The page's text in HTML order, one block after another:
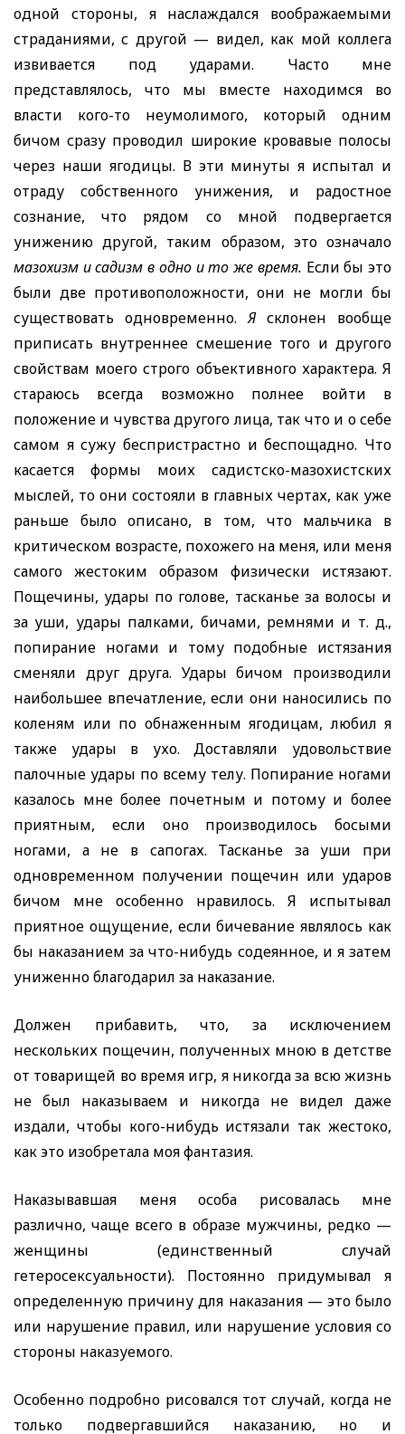
одной стороны, я наслаждался воображаемыми
страданиями, с другой — видел, как мой коллега
извивается под ударами. Часто мне
представлялось, что мы вместе находимся во
власти кого-то неумолимого, который одним
бичом сразу проводил широкие кровавые полосы
через наши ягодицы. В эти минуты я испытал и
отраду собственного унижения, и радостное
сознание, что рядом со мной подвергается
унижению другой, таким образом, это означало
мазохизм и садизм в одно и то же время. Если бы это
были две противоположности, они не могли бы
существовать одновременно.Я склонен вообще
приписать внутреннее смешение того и другого
свойствам моего строго объективного характера. Я
стараюсь всегда возможно полнее войти в
положение и чувства другого лица, так что и о себе
самом я сужу беспристрастно и беспощадно. Что
касается формы моих садистско-мазохистских
мыслей, то они состояли в главных чертах, как уже
раньше было описано, в том, что мальчика в
критическом возрасте, похожего на меня, или меня
самого жестоким образом физически истязают.
Пощечины, удары по голове, тасканье за волосы и
за уши, удары палками, бичами, ремнями и т. д.,
попирание ногами и тому подобные истязания
сменяли друг друга. Удары бичом производили
наибольшее впечатление, если они наносились по
коленям или по обнаженным ягодицам, любил я
также удары в ухо. Доставляли удовольствие
палочные удары по всему телу. Попирание ногами
казалось мне более почетным и потому и более
приятным, если оно производилось босыми
ногами, а не в сапогах. Тасканье за уши при
одновременном получении пощечин или ударов
бичом мне особенно нравилось. Я испытывал
приятное ощущение, если бичевание являлось как
бы наказанием за что-нибудь содеянное, и я затем
униженно благодарил за наказание.
Должен прибавить, что, за исключением
нескольких пощечин, полученных мною в детстве
от товарищей во время игр, я никогда за всю жизнь
не был наказываем и никогда не видел даже
издали, чтобы кого-нибудь истязали так жестоко,
как это изобретала моя фантазия.
Наказывавшая меня особа рисовалась мне
различно, чаще всего в образе мужчины, редко —
женщины (единственный случай
гетеросексуальности). Постоянно придумывал я
определенную причину для наказания — это было
или нарушение правил, или нарушение условия со
стороны наказуемого.
Особенно подробно рисовался тот случай, когда не
только подвергавшийся наказанию, но и